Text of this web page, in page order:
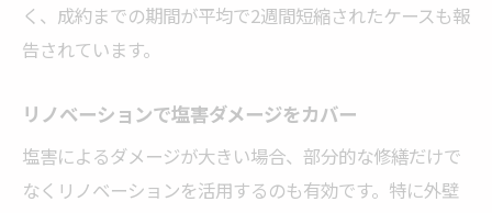
く、成約までの期間が平均で2週間短縮されたケースも報
告されています。
リノベーションで塩害ダメージをカバー
塩害によるダメージが大きい場合、部分的な修繕だけで
なくリノベーションを活用するのも有効です。特に外壁